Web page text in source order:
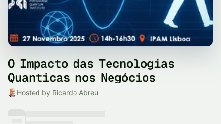
O Impacto das Tecnologias
Quanticas nos Negócios
Hosted by Ricardo Abreu